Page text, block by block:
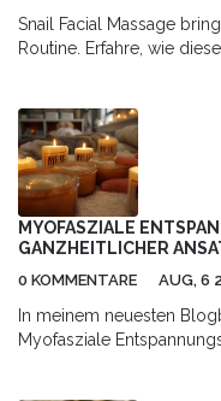
Snail Facial Massage
Routine. Erfahre, wie
schenkst du deiner Haut
Produkte. Einfach, direkt
MYOFASZIALE
GANZHEITLICHER
0 KOMMENTARE AUG, 6
In meinem neuesten
Myofasziale